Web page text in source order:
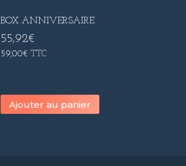
BOX ANNIVERSAIRE
55,92€
59,00€ TTC
Ajouter au panier